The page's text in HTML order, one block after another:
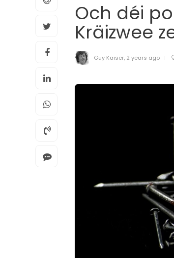
Och déi
Kräizwee
Guy Kaiser, 2 years ago